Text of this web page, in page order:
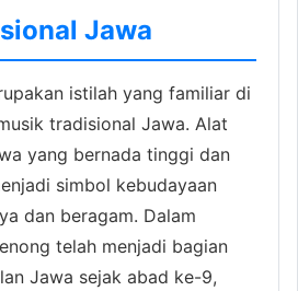
Jawa
istilah yang familiar di
tradisional Jawa. Alat
yang bernada tinggi dan
simbol kebudayaan
dan beragam. Dalam
telah menjadi bagian
Jawa sejak abad ke-9,